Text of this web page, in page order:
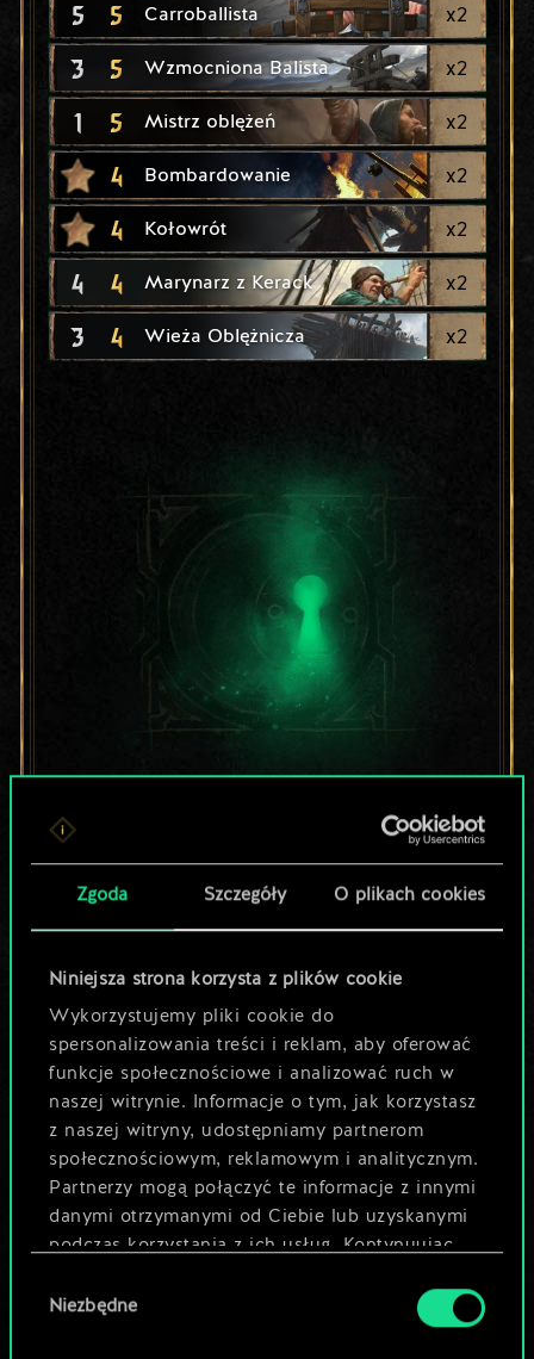
Zgoda Szczegóły O plikach cookies
Niniejsza strona korzysta z plików cookie
Wykorzystujemy pliki cookie do
spersonalizowania treści i reklam, aby oferować
funkcje społecznościowe i analizować ruch w
naszej witrynie. Informacje o tym, jak korzystasz
z naszej witryny, udostępniamy partnerom
społecznościowym, reklamowym i analitycznym.
Partnerzy mogą połączyć te informacje z innymi
danymi otrzymanymi od Ciebie lub uzyskanymi
podczas korzystania z ich usług. Kontynuując
używanie plików cookie.
zgody
Niezbędne
5 5 Carroballista x2
3 5 Wzmocniona Balista x2
1 5 Mistrz oblężeń x2
4 Bombardowanie x2
4 Kołowrót x2
4 4 Marynarz z Kerack x2
3 4 Wieża Oblężnicza x2
Lubisz grać tą talią?
Pomóż społeczności
odkryć jej
potencjał!
Nazwij talię i opisz swoją strategię
Edytuj talię
LUB